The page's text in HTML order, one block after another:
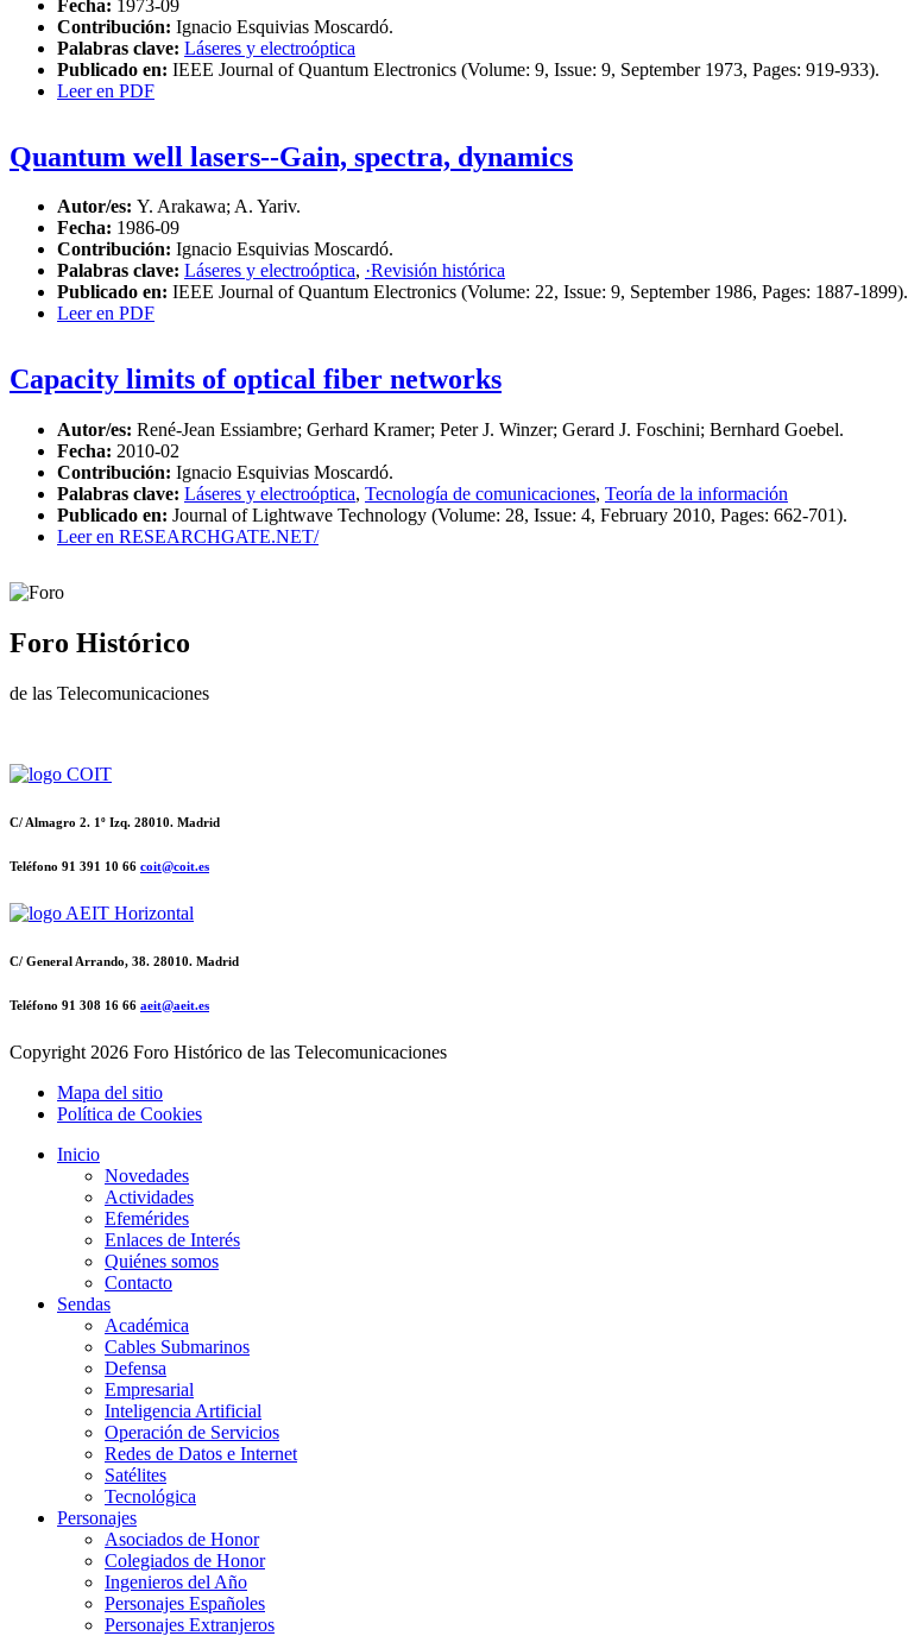
Fecha: 1973-09
Contribución: Ignacio Esquivias Moscardó.
Palabras clave: Láseres y electroóptica
Publicado en: IEEE Journal of Quantum Electronics (Volume: 9, Issue: 9, September 1973, Pages: 919-933).
Leer en PDF
Quantum well lasers--Gain, spectra, dynamics
Autor/es: Y. Arakawa; A. Yariv.
Fecha: 1986-09
Contribución: Ignacio Esquivias Moscardó.
Palabras clave: Láseres y electroóptica, ·Revisión histórica
Publicado en: IEEE Journal of Quantum Electronics (Volume: 22, Issue: 9, September 1986, Pages: 1887-1899).
Leer en PDF
Capacity limits of optical fiber networks
Autor/es: René-Jean Essiambre; Gerhard Kramer; Peter J. Winzer; Gerard J. Foschini; Bernhard Goebel.
Fecha: 2010-02
Contribución: Ignacio Esquivias Moscardó.
Palabras clave: Láseres y electroóptica, Tecnología de comunicaciones, Teoría de la información
Publicado en: Journal of Lightwave Technology (Volume: 28, Issue: 4, February 2010, Pages: 662-701).
Leer en RESEARCHGATE.NET/
Foro Histórico
de las Telecomunicaciones
C/ Almagro 2. 1º Izq. 28010. Madrid
Teléfono 91 391 10 66 coit@coit.es
C/ General Arrando, 38. 28010. Madrid
Teléfono 91 308 16 66 aeit@aeit.es
Copyright 2026 Foro Histórico de las Telecomunicaciones
Mapa del sitio
Política de Cookies
Inicio
Novedades
Actividades
Efemérides
Enlaces de Interés
Quiénes somos
Contacto
Sendas
Académica
Cables Submarinos
Defensa
Empresarial
Inteligencia Artificial
Operación de Servicios
Redes de Datos e Internet
Satélites
Tecnológica
Personajes
Asociados de Honor
Colegiados de Honor
Ingenieros del Año
Personajes Españoles
Personajes Extranjeros